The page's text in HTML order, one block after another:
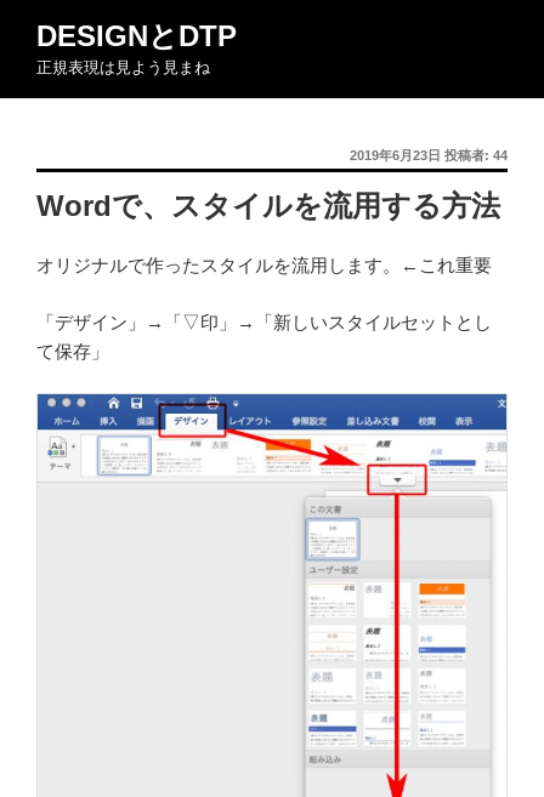
ン
DESIGNとDTP
正規表現は見よう見まね
投
稿
日:
2019年6月23日 投稿者: 44
Wordで、スタイルを流用する方法
オリジナルで作ったスタイルを流用します。←これ重要
「デザイン」→「▽印」→「新しいスタイルセットとし
て保存」